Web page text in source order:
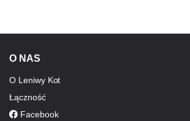
O NAS
O Leniwy Kot
Łączność
Facebook